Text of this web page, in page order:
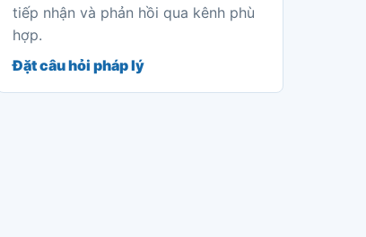
tiếp nhận và phản hồi qua kênh phù
hợp.
Đặt câu hỏi pháp lý